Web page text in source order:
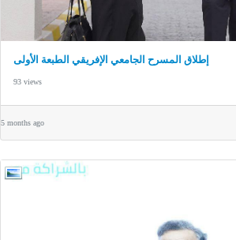
إطلاق المسرح الجامعي الإفريقي الطبعة الأولى
93 views
5 months ago